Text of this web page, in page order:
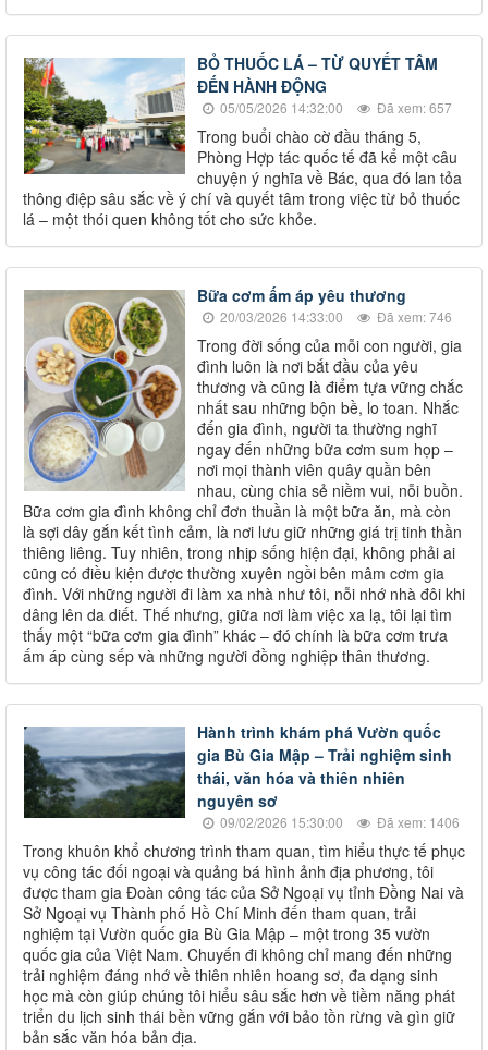
BỎ THUỐC LÁ – TỪ QUYẾT TÂM
ĐẾN HÀNH ĐỘNG
05/05/2026 14:32:00 Đã xem: 657
Trong buổi chào cờ đầu tháng 5,
Phòng Hợp tác quốc tế đã kể một câu
chuyện ý nghĩa về Bác, qua đó lan tỏa
thông điệp sâu sắc về ý chí và quyết tâm trong việc từ bỏ thuốc
lá – một thói quen không tốt cho sức khỏe.
Bữa cơm ấm áp yêu thương
20/03/2026 14:33:00 Đã xem: 746
Trong đời sống của mỗi con người, gia
đình luôn là nơi bắt đầu của yêu
thương và cũng là điểm tựa vững chắc
nhất sau những bộn bề, lo toan. Nhắc
đến gia đình, người ta thường nghĩ
ngay đến những bữa cơm sum họp –
nơi mọi thành viên quây quần bên
nhau, cùng chia sẻ niềm vui, nỗi buồn.
Bữa cơm gia đình không chỉ đơn thuần là một bữa ăn, mà còn
là sợi dây gắn kết tình cảm, là nơi lưu giữ những giá trị tinh thần
thiêng liêng. Tuy nhiên, trong nhịp sống hiện đại, không phải ai
cũng có điều kiện được thường xuyên ngồi bên mâm cơm gia
đình. Với những người đi làm xa nhà như tôi, nỗi nhớ nhà đôi khi
dâng lên da diết. Thế nhưng, giữa nơi làm việc xa lạ, tôi lại tìm
thấy một “bữa cơm gia đình” khác – đó chính là bữa cơm trưa
ấm áp cùng sếp và những người đồng nghiệp thân thương.
Hành trình khám phá Vườn quốc
gia Bù Gia Mập – Trải nghiệm sinh
thái, văn hóa và thiên nhiên
nguyên sơ
09/02/2026 15:30:00 Đã xem: 1406
Trong khuôn khổ chương trình tham quan, tìm hiểu thực tế phục
vụ công tác đối ngoại và quảng bá hình ảnh địa phương, tôi
được tham gia Đoàn công tác của Sở Ngoại vụ tỉnh Đồng Nai và
Sở Ngoại vụ Thành phố Hồ Chí Minh đến tham quan, trải
nghiệm tại Vườn quốc gia Bù Gia Mập – một trong 35 vườn
quốc gia của Việt Nam. Chuyến đi không chỉ mang đến những
trải nghiệm đáng nhớ về thiên nhiên hoang sơ, đa dạng sinh
học mà còn giúp chúng tôi hiểu sâu sắc hơn về tiềm năng phát
triển du lịch sinh thái bền vững gắn với bảo tồn rừng và gìn giữ
bản sắc văn hóa bản địa.